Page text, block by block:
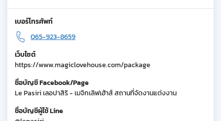
เบอร์โทรศัพท์
065-923-8659
เว็บไซต์
https://www.magiclovehouse.com/package
ชื่อบัญชี Facebook/Page
Le Pasiri เลอปาสิริ - เมจิกเลิฟเฮ้าส์ สถานที่จัดงานแต่งงาน
ชื่อบัญชีผู้ใช้ Line